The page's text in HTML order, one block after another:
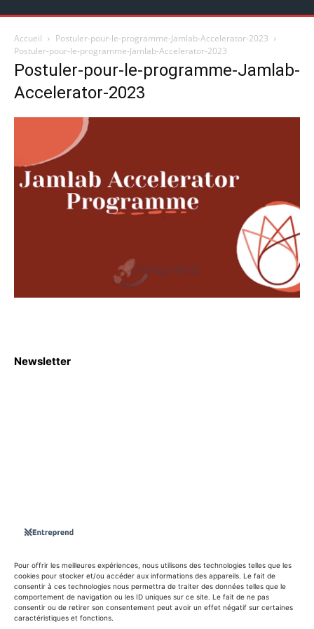
Pour offrir les meilleures expériences, nous utilisons des technologies telles que les
cookies pour stocker et/ou accéder aux informations des appareils. Le fait de
consentir à ces technologies nous permettra de traiter des données telles que le
comportement de navigation ou les ID uniques sur ce site. Le fait de ne pas
consentir ou de retirer son consentement peut avoir un effet négatif sur certaines
caractéristiques et fonctions.
Accueil
Postuler-pour-le-programme-Jamlab-Accelerator-2023
Postuler-pour-le-programme-Jamlab-Accelerator-2023
Postuler-pour-le-programme-Jamlab-
Accelerator-2023
info@entreprend.net
Newsletter